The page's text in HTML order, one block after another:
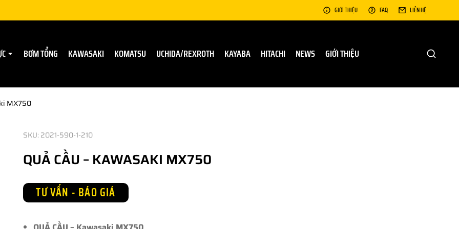
GIỚI THIỆU FAQ LIÊN HỆ
BƠM TỔNG KAWASAKI KOMATSU UCHIDA/REXROTH KAYABA HITACHI NEWS GIỚI THIỆU
MX750
SKU: 2021-590-1-210
QUẢ CẦU – KAWASAKI MX750
TƯ VẤN - BÁO GIÁ